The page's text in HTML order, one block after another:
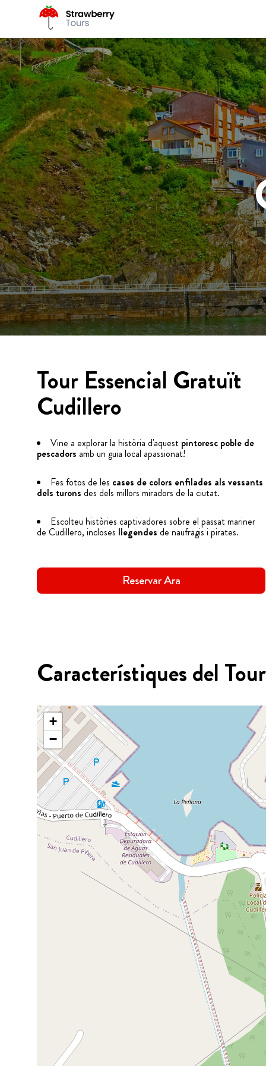
Tour Essencial Gratuït
Cudillero
Vine a explorar la història d'aquest pintoresc poble de
pescadors amb un guia local apassionat!
Fes fotos de les cases de colors enfilades als vessants
dels turons des dels millors miradors de la ciutat.
Escolteu històries captivadores sobre el passat mariner
de Cudillero, incloses llegendes de naufragis i pirates.
Reservar Ara
Característiques del Tour
+
−